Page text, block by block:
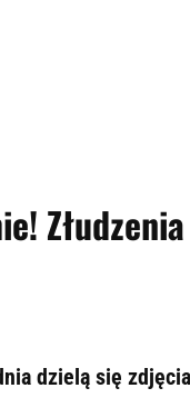
Złudzenia
dzielą się